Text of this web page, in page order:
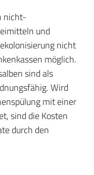
nicht-
und
nicht
möglich.
sind als
Wird
mit einer
sind die Kosten
durch den